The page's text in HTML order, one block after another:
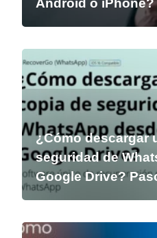
Android o iPhone?
¿Cómo descargar
seguridad de
Google Drive?